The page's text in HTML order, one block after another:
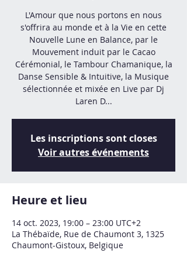
L'Amour que nous portons en nous
s'offrira au monde et à la Vie en cette
Nouvelle Lune en Balance, par le
Mouvement induit par le Cacao
Cérémonial, le Tambour Chamanique, la
Danse Sensible & Intuitive, la Musique
sélectionnée et mixée en Live par Dj
Laren D...
Les inscriptions sont closes
Voir autres événements
Heure et lieu
14 oct. 2023, 19:00 – 23:00 UTC+2
La Thébaïde, Rue de Chaumont 3, 1325
Chaumont-Gistoux, Belgique